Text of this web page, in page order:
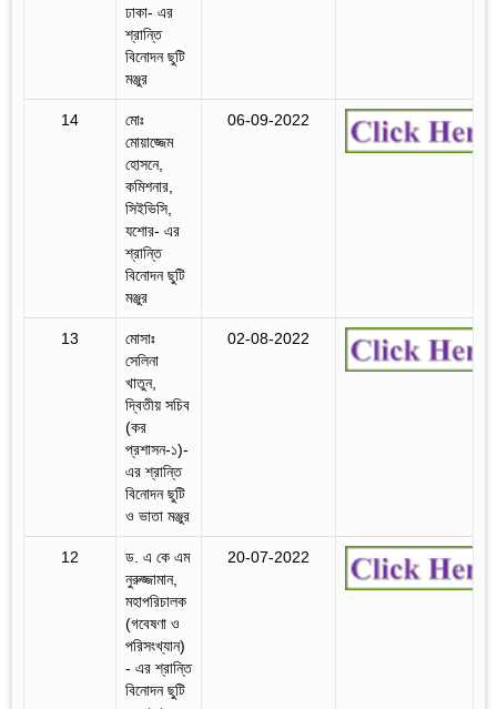
ঢাকা- এর
শ্রান্তি
বিনোদন ছুটি
মঞ্জুর
14
মোঃ
মোয়াজ্জেম
হোসনে,
কমিশনার,
সিইভিসি,
যশোর- এর
শ্রান্তি
বিনোদন ছুটি
মঞ্জুর
06-09-2022
13
মোসাঃ
সেলিনা
খাতুন,
দ্বিতীয় সচিব
(কর
প্রশাসন-১)-
এর শ্রান্তি
বিনোদন ছুটি
ও ভাতা মঞ্জুর
02-08-2022
12
ড. এ কে এম
নুরুজ্জামান,
মহাপরিচালক
(গবেষণা ও
পরিসংখ্যান)
- এর শ্রান্তি
বিনোদন ছুটি
20-07-2022